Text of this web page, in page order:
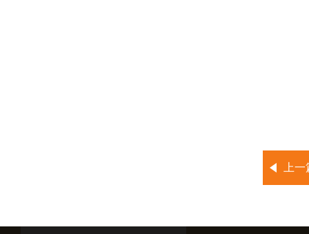
上